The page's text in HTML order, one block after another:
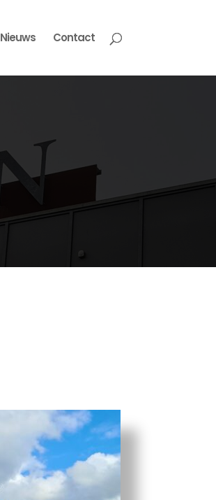
Nieuws Contact